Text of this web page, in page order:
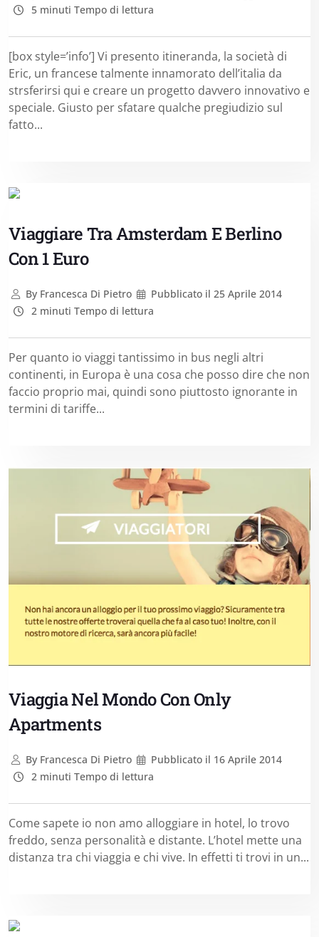
5 minuti Tempo di lettura
[box style=’info’] Vi presento itineranda, la società di
Eric, un francese talmente innamorato dell’italia da
strsferirsi qui e creare un progetto davvero innovativo e
speciale. Giusto per sfatare qualche pregiudizio sul
fatto...
Viaggiare Tra Amsterdam E Berlino
Con 1 Euro
ByFrancesca Di Pietro Pubblicato il 25 Aprile 2014
2 minuti Tempo di lettura
Per quanto io viaggi tantissimo in bus negli altri
continenti, in Europa è una cosa che posso dire che non
faccio proprio mai, quindi sono piuttosto ignorante in
termini di tariffe...
Viaggia Nel Mondo Con Only
Apartments
ByFrancesca Di Pietro Pubblicato il 16 Aprile 2014
2 minuti Tempo di lettura
Come sapete io non amo alloggiare in hotel, lo trovo
freddo, senza personalità e distante. L’hotel mette una
distanza tra chi viaggia e chi vive. In effetti ti trovi in un...